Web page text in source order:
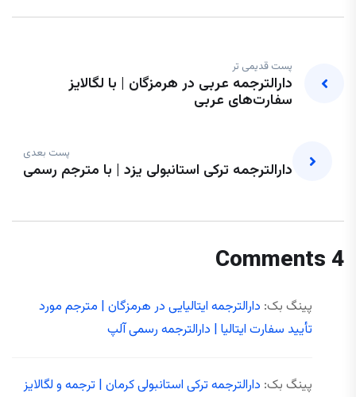
پست قدیمی تر
دارالترجمه عربی در هرمزگان | با لگالایز
سفارت‌های عربی
پست بعدی
دارالترجمه ترکی استانبولی یزد | با مترجم رسمی
4 Comments
پینگ بک: دارالترجمه ایتالیایی در هرمزگان | مترجم مورد
تأیید سفارت ایتالیا | دارالترجمه رسمی آلپ
پینگ بک: دارالترجمه ترکی استانبولی کرمان | ترجمه و لگالایز